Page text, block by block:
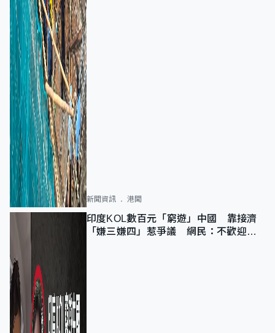
新聞資訊 港聞
印度KOL數百元「窮遊」中國 靠接濟
「嫌三嫌四」惹爭議 網民：不歡迎劣